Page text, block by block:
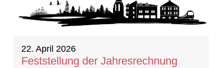
22. April 2026
Feststellung der Jahresrechnung